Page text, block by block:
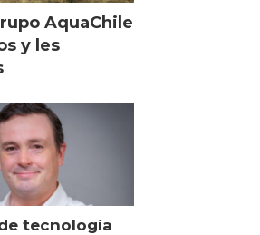
AquaChile
y les
tecnología